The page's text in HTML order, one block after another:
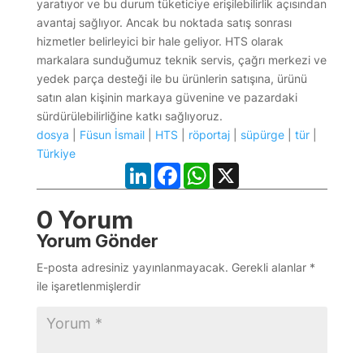
yaratıyor ve bu durum tüketiciye erişilebilirlik açısından
avantaj sağlıyor. Ancak bu noktada satış sonrası
hizmetler belirleyici bir hale geliyor. HTS olarak
markalara sunduğumuz teknik servis, çağrı merkezi ve
yedek parça desteği ile bu ürünlerin satışına, ürünü
satın alan kişinin markaya güvenine ve pazardaki
sürdürülebilirliğine katkı sağlıyoruz.
dosya
Füsun İsmail| HTS röportaj| süpürge| tür|
Türkiye
LinkedInFacebookWhatsApp
X
0 Yorum
Yorum Gönder
E-posta adresiniz yayınlanmayacak. Gerekli alanlar *
ile işaretlenmişlerdir